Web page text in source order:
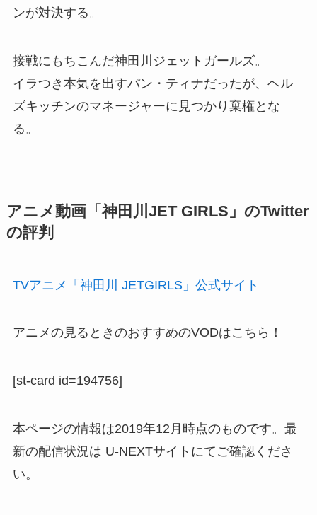
ンが対決する。
接戦にもちこんだ神田川ジェットガールズ。
イラつき本気を出すパン・ティナだったが、ヘル
ズキッチンのマネージャーに見つかり棄権とな
る。
アニメ動画「神田川JET GIRLS」のTwitter
の評判
TVアニメ「神田川 JETGIRLS」公式サイト
アニメの見るときのおすすめのVODはこちら！
[st-card id=194756]
本ページの情報は2019年12月時点のものです。最
新の配信状況は U-NEXTサイトにてご確認くださ
い。